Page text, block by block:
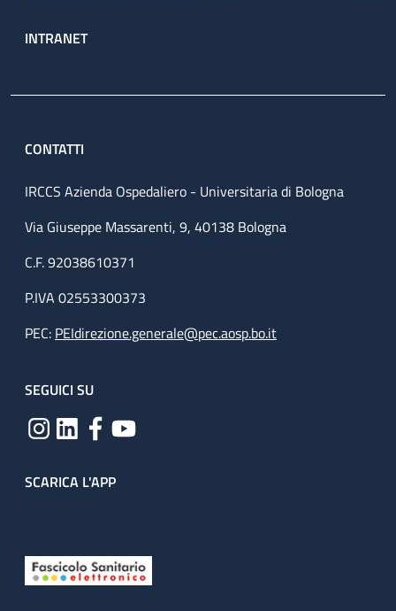
INTRANET
CONTATTI
IRCCS Azienda Ospedaliero - Universitaria di Bologna
Via Giuseppe Massarenti, 9, 40138 Bologna
C.F. 92038610371
P.IVA 02553300373
PEC: PEIdirezione.generale@pec.aosp.bo.it
SEGUICI SU
SCARICA L'APP